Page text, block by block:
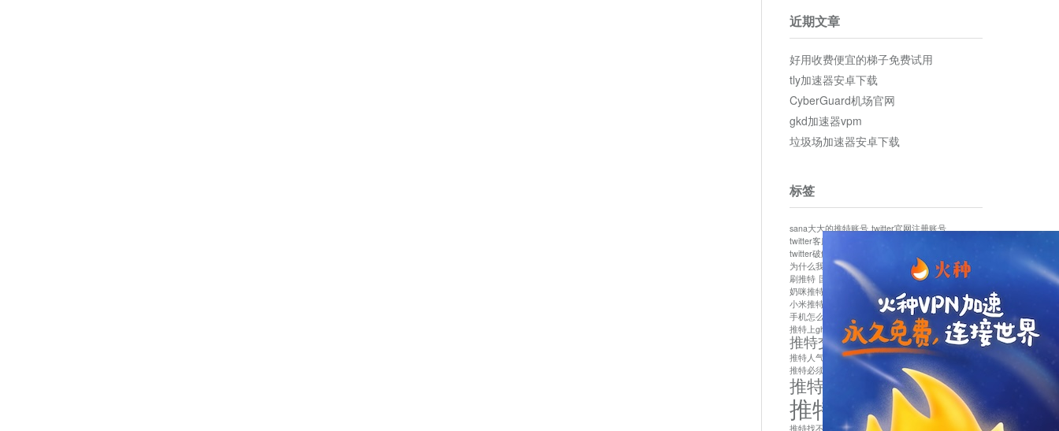
近期文章
好用收费便宜的梯子免费试用
tly加速器安卓下载
CyberGuard机场官网
gkd加速器vpm
垃圾场加速器安卓下载
标签
sana大大的推特账号 twitter官网注册账号
twitter客服
twitter破解版下载
为什么我推特无法保存设置
作者sana推特是什么
刷推特 国内为什么不能用twitter 国内能用twitter吗
奶咪推特
如何找回推特密码
小米推特闪退是怎么回事 怎么看推特上的视频
手机怎么注册推特账号
推特devil
推特上ghs的女博主
推特交友软件app下载
推特人气萌货小蔡头喵喵喵 推特实名制
推特必须用外网吗
推特怎么取消关联手机号
推特怎么看敏感内容苹果
推特找不到账号 推特注册必须要手机号